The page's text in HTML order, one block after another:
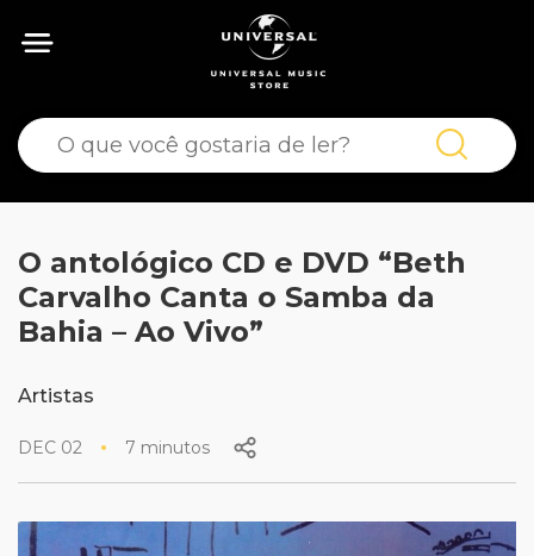
O antológico CD e DVD “Beth
Carvalho Canta o Samba da
Bahia – Ao Vivo”
Artistas
DEC 02 7 minutos